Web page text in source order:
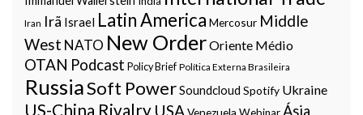
Iran Irã Israel Latin America Mercosur Middle
West NATO New OrderOriente Médio
OTAN Podcast Policy Brief Política Externa Brasileira
RussiaSoft PowerSoundcloud Spotify Ukraine
US-China Rivalry USAVenezuela Ásia